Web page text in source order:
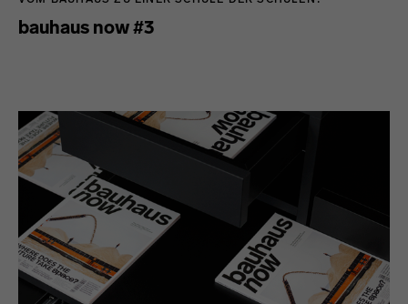
bauhaus now #3